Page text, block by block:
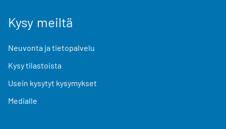
Kysy meiltä
Neuvonta ja tietopalvelu
Kysy tilastoista
Usein kysytyt kysymykset
Medialle